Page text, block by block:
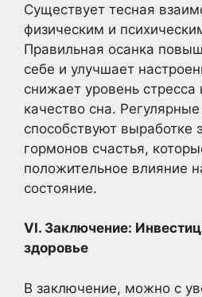
Существует тесная
физическим и
Правильная осанка
себе и улучшает
снижает уровень стресса
качество сна.
способствуют выработке
гормонов счастья,
положительное влияние
состояние.
VI. Заключение:
здоровье
В заключение, можно с